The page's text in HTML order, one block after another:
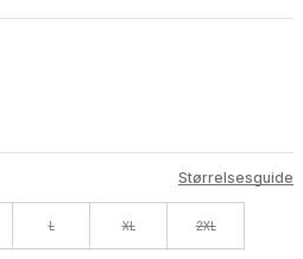
Størrelsesguide
L XL 2XL